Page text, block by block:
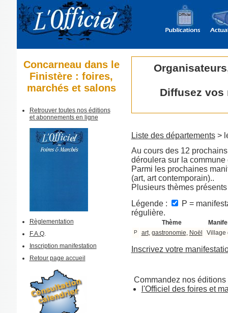
Concarneau dans le
Finistère : foires,
marchés et salons
Retrouver toutes nos éditions
et abonnements en ligne
Règlementation
F.A.Q.
Inscription manifestation
Retour page accueil
Diffusez vos
Liste des départements>
Au cours des 12
déroulera sur la
Parmi les prochaines
(art, art contemporain)..
Plusieurs thèmes
Légende :
P =
régulière.
Thème
P art, gastronomie, Noël Village
Inscrivez votre
Commandez nos éditions
l'Officiel des foires et